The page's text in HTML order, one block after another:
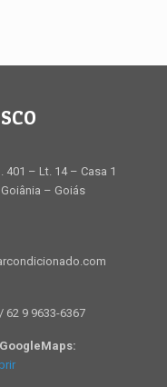
401 – Lt. 14 – Casa 1
– Goiás
62 9 9633-6367